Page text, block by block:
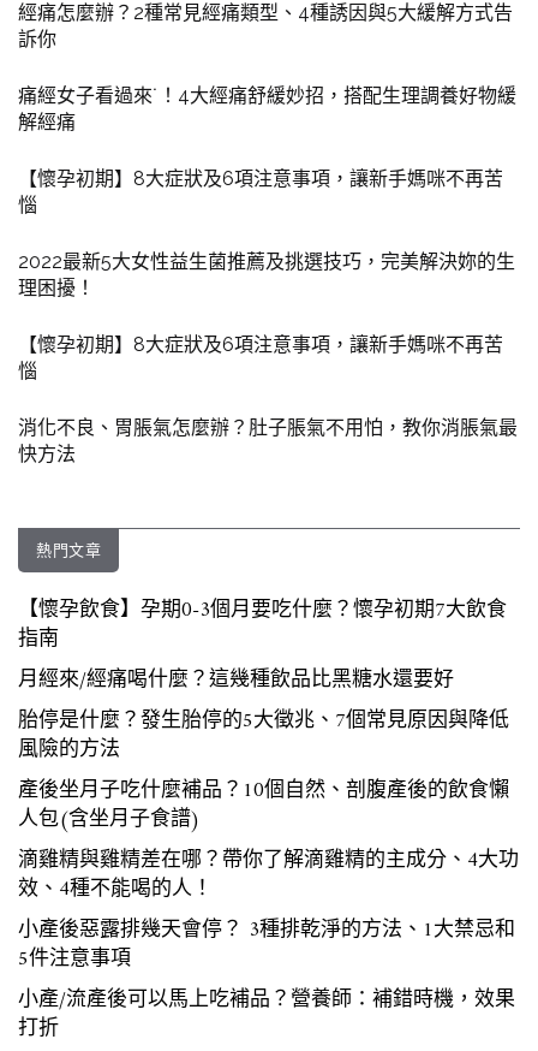
經痛怎麼辦？2種常見經痛類型、4種誘因與5大緩解方式告
訴你
痛經女子看過來˙！4大經痛舒緩妙招，搭配生理調養好物緩
解經痛
【懷孕初期】8大症狀及6項注意事項，讓新手媽咪不再苦
惱
2022最新5大女性益生菌推薦及挑選技巧，完美解決妳的生
理困擾！
【懷孕初期】8大症狀及6項注意事項，讓新手媽咪不再苦
惱
消化不良、胃脹氣怎麼辦？肚子脹氣不用怕，教你消脹氣最
快方法
熱門文章
【懷孕飲食】孕期0-3個月要吃什麼？懷孕初期7大飲食
指南
月經來/經痛喝什麼？這幾種飲品比黑糖水還要好
胎停是什麼？發生胎停的5大徵兆、7個常見原因與降低
風險的方法
產後坐月子吃什麼補品？10個自然、剖腹產後的飲食懶
人包(含坐月子食譜)
滴雞精與雞精差在哪？帶你了解滴雞精的主成分、4大功
效、4種不能喝的人！
小產後惡露排幾天會停？ 3種排乾淨的方法、1大禁忌和
5件注意事項
小產/流產後可以馬上吃補品？營養師：補錯時機，效果
打折